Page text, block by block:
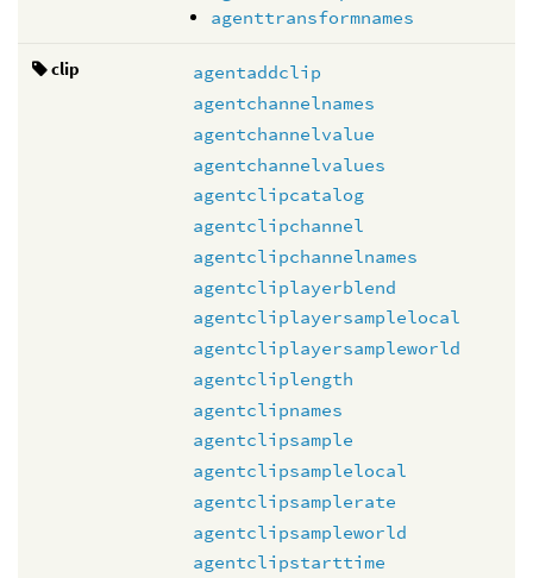
agenttransformnames
clip
agentaddclip
agentchannelnames
agentchannelvalue
agentchannelvalues
agentclipcatalog
agentclipchannel
agentclipchannelnames
agentcliplayerblend
agentcliplayersamplelocal
agentcliplayersampleworld
agentcliplength
agentclipnames
agentclipsample
agentclipsamplelocal
agentclipsamplerate
agentclipsampleworld
agentclipstarttime